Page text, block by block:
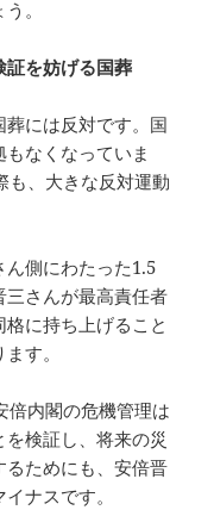
。
を妨げる国葬
には反対です。国
なくなっていま
も、大きな反対運動
側にわたった1.5
さんが最高責任者
に持ち上げること
す。
倍内閣の危機管理は
検証し、将来の災
ためにも、安倍晋
ナスです。